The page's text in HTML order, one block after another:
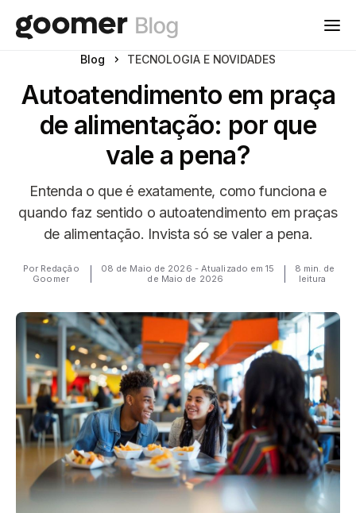
Blog TECNOLOGIA E NOVIDADES
Autoatendimento em praça
de alimentação: por que
vale a pena?
Entenda o que é exatamente, como funciona e
quando faz sentido o autoatendimento em praças
de alimentação. Invista só se valer a pena.
Por Redação
Goomer
08 de Maio de 2026 - Atualizado em 15
de Maio de 2026
8 min. de
leitura